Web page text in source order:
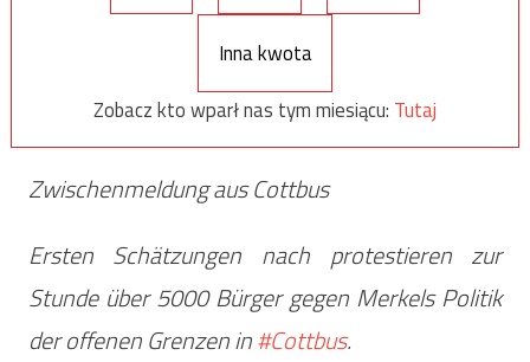
Inna kwota
Zobacz kto wparł nas tym miesiącu: Tutaj
Zwischenmeldung aus Cottbus
Ersten Schätzungen nach protestieren zur
Stunde über 5000 Bürger gegen Merkels Politik
der offenen Grenzen in#Cottbus.